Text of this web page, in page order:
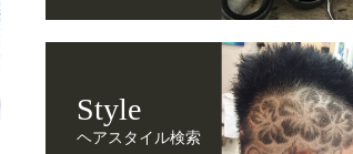
Style
ヘアスタイル検索